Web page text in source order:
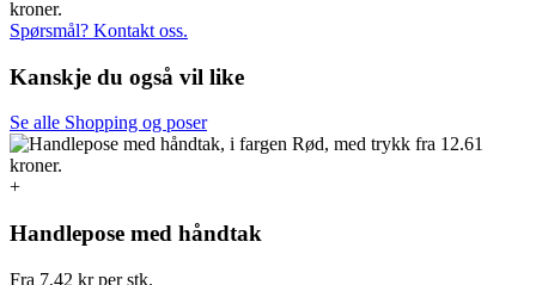
Spørsmål? Kontakt oss.
Kanskje du også vil like
Se alle Shopping og poser
+
Handlepose med håndtak
Fra 7,42 krper stk.